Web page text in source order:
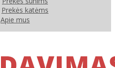
Prekės katėms
Apie mus